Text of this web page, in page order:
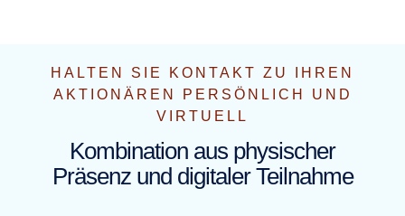
HALTEN SIE KONTAKT ZU IHREN
AKTIONÄREN PERSÖNLICH UND
VIRTUELL
Kombination aus physischer
Präsenz und digitaler Teilnahme